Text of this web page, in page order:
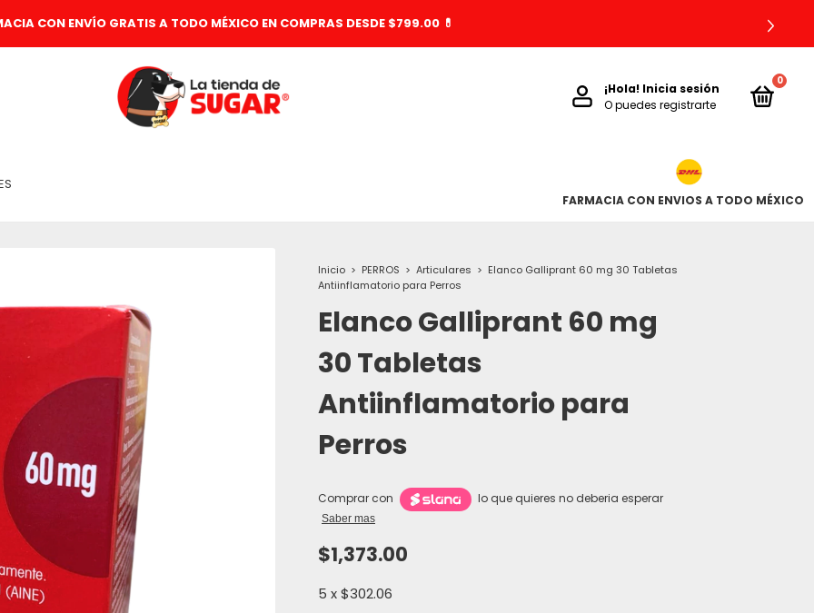
CON ENVÍO GRATIS A TODO MÉXICO EN COMPRAS DESDE $799.00 💊
¡Hola! Inicia sesión
O puedes registrarte
0
FARMACIA CON ENVIOS A TODO MÉXICO
Inicio > PERROS > Articulares > Elanco Galliprant 60 mg 30 Tabletas
Antiinflamatorio para Perros
Elanco Galliprant 60 mg
30 Tabletas
Antiinflamatorio para
Perros
Comprar con lo que quieres no deberia esperar
Saber mas
$1,373.00
5 x$302.06